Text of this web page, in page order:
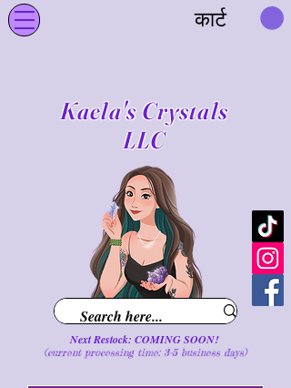
कार्ट
Kaela's Crystals
LLC
Next Restock: COMING SOON!
(current processing time: 3-5 business days)